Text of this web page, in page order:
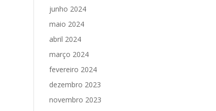
junho 2024
maio 2024
abril 2024
março 2024
fevereiro 2024
dezembro 2023
novembro 2023